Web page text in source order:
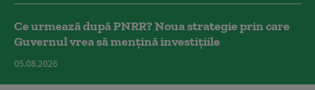
Ce urmează după PNRR? Noua strategie prin care
Guvernul vrea să mențină investițiile
05.08.2026